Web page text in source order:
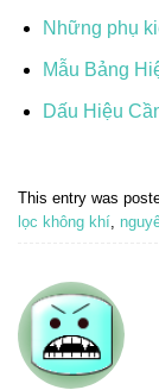
Những phụ
Mẫu Bảng
Dấu Hiệu
This entry was
lọc không khí